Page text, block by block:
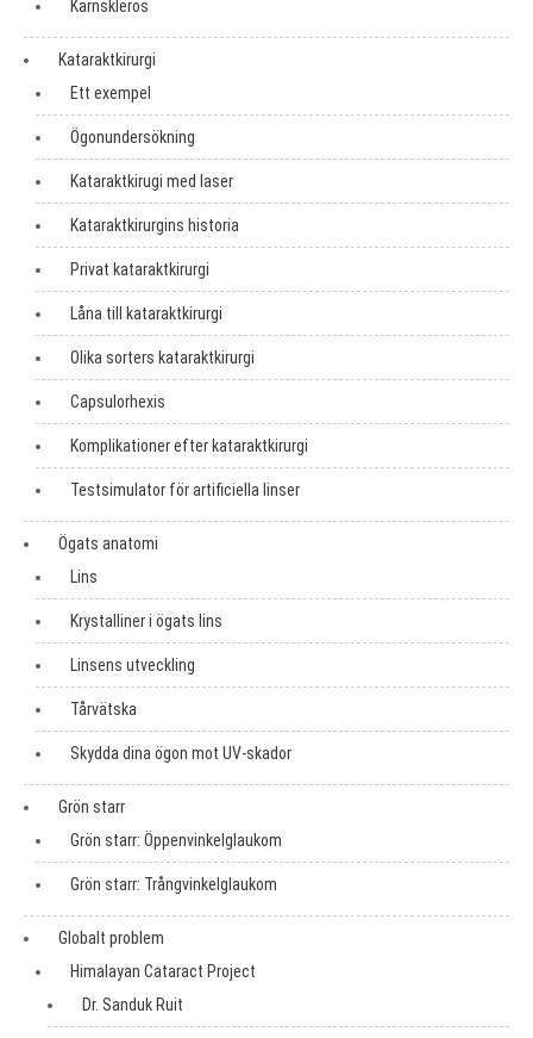
Kärnskleros
Kataraktkirurgi
Ett exempel
Ögonundersökning
Kataraktkirugi med laser
Kataraktkirurgins historia
Privat kataraktkirurgi
Låna till kataraktkirurgi
Olika sorters kataraktkirurgi
Capsulorhexis
Komplikationer efter kataraktkirurgi
Testsimulator för artificiella linser
Ögats anatomi
Lins
Krystalliner i ögats lins
Linsens utveckling
Tårvätska
Skydda dina ögon mot UV-skador
Grön starr
Grön starr: Öppenvinkelglaukom
Grön starr: Trångvinkelglaukom
Globalt problem
Himalayan Cataract Project
Dr. Sanduk Ruit